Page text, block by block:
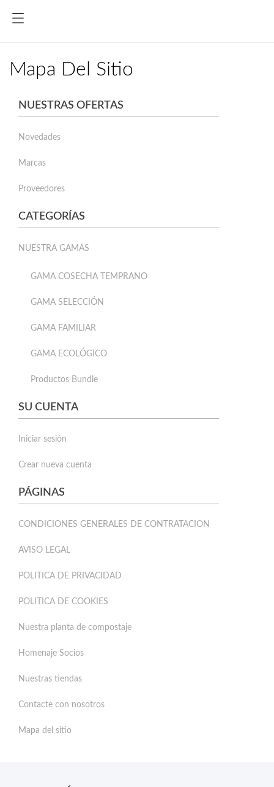
Mapa Del Sitio
NUESTRAS OFERTAS
Novedades
Marcas
Proveedores
CATEGORÍAS
NUESTRA GAMAS
GAMA COSECHA TEMPRANO
GAMA SELECCIÓN
GAMA FAMILIAR
GAMA ECOLÓGICO
Productos Bundle
SU CUENTA
Iniciar sesión
Crear nueva cuenta
PÁGINAS
CONDICIONES GENERALES DE CONTRATACION
AVISO LEGAL
POLITICA DE PRIVACIDAD
POLITICA DE COOKIES
Nuestra planta de compostaje
Homenaje Socios
Nuestras tiendas
Contacte con nosotros
Mapa del sitio